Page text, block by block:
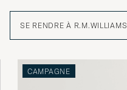
SE RENDRE À R.M.WILLIAMS
CAMPAGNE